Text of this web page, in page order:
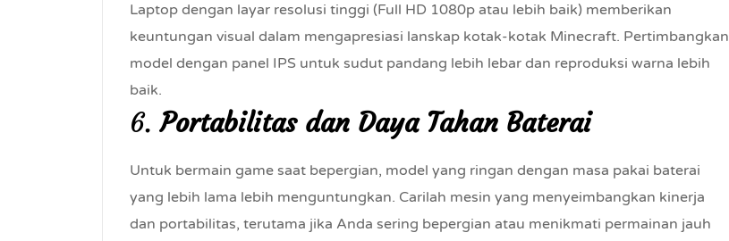
Laptop dengan layar resolusi tinggi (Full HD 1080p atau lebih baik) memberikan
keuntungan visual dalam mengapresiasi lanskap kotak-kotak Minecraft. Pertimbangkan
model dengan panel IPS untuk sudut pandang lebih lebar dan reproduksi warna lebih
baik.
6.Portabilitas dan Daya Tahan Baterai
Untuk bermain game saat bepergian, model yang ringan dengan masa pakai baterai
yang lebih lama lebih menguntungkan. Carilah mesin yang menyeimbangkan kinerja
dan portabilitas, terutama jika Anda sering bepergian atau menikmati permainan jauh